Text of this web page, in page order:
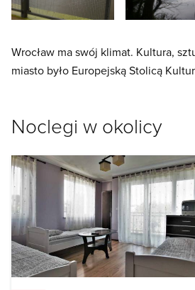
Wrocław ma swój klimat. Kultura,
miasto było Europejską Stolicą
Noclegi w okolicy